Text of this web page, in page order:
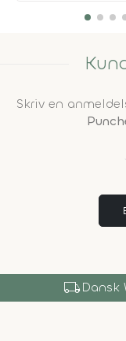
Skriv en
local_shippingDansk